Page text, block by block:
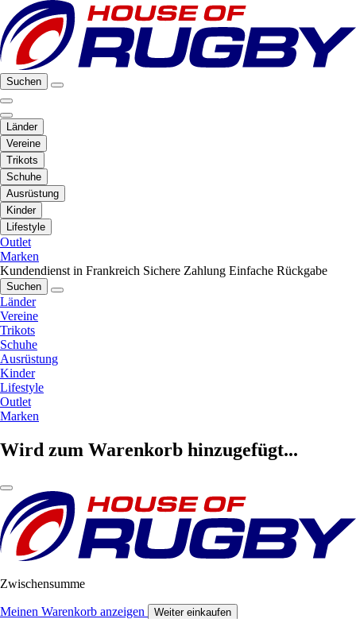
Suchen
Länder
Vereine
Trikots
Schuhe
Ausrüstung
Kinder
Lifestyle
Outlet
Marken
Kundendienst in Frankreich Sichere Zahlung Einfache Rückgabe
Suchen
Länder
Vereine
Trikots
Schuhe
Ausrüstung
Kinder
Lifestyle
Outlet
Marken
Wird zum Warenkorb hinzugefügt...
Zwischensumme
Meinen Warenkorb anzeigen Weiter einkaufen